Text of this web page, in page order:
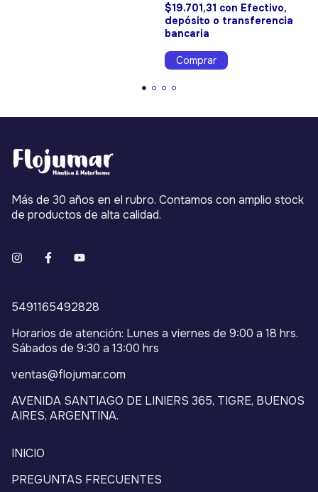
$19.701,31 con Efectivo,
depósito o transferencia
bancaria
Más de 30 años en el rubro. Contamos con amplio stock
de productos de alta calidad.
5491165492828
Horarios de atención: Lunes a viernes de 9:00 a 18 hrs.
Sábados de 9:30 a 13:00 hrs
ventas@flojumar.com
AVENIDA SANTIAGO DE LINIERS 365, TIGRE, BUENOS
AIRES, ARGENTINA.
INICIO
PREGUNTAS FRECUENTES